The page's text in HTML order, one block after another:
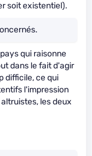
soit existentiel).
qui raisonne
dans le fait d'agir
difficile, ce qui
l'impression
les deux